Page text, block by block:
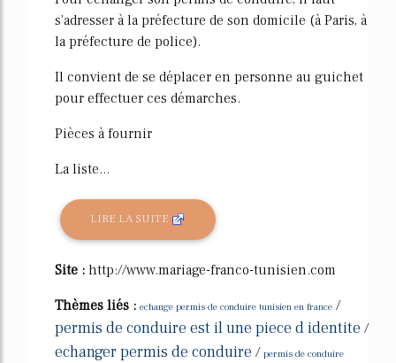
s'adresser à la préfecture de son domicile (à Paris, à
la préfecture de police).
Il convient de se déplacer en personne au guichet
pour effectuer ces démarches.
Pièces à fournir
La liste...
LIRE LA SUITE
Site : http://www.mariage-franco-tunisien.com
Thèmes liés : echange permis de conduire tunisien en france /
permis de conduire est il une piece d identite /
echanger permis de conduire / permis de conduire